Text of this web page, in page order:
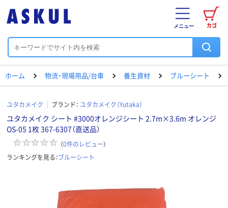
カゴ
メニュー
ホーム 物流・現場用品/台車 養生資材 ブルーシート
ユタカメイク ブランド： ユタカメイク（Yutaka）
ユタカメイク シート #3000オレンジシート 2.7m×3.6m オレンジ
OS-05 1枚 367-6307（直送品）
（0件のレビュー）
ランキングを見る：ブルーシート